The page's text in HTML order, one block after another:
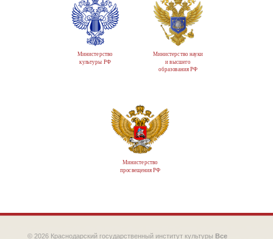
Министерство
культуры РФ
Министерство науки
и высшего
образования РФ
Министерство
просвещения РФ
© 2026 Краснодарский государственный институт культуры Все